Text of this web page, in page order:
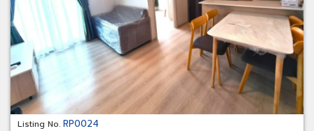
Listing No. RP0024